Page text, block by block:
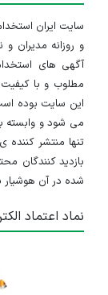
و روزانه مدیران
آگهی های
مطلوب و با
این سایت بوده
می شود و وابسته
تنها منتشر
بازدید کنندگان
شده در آن هوشیار
نماد اعتماد